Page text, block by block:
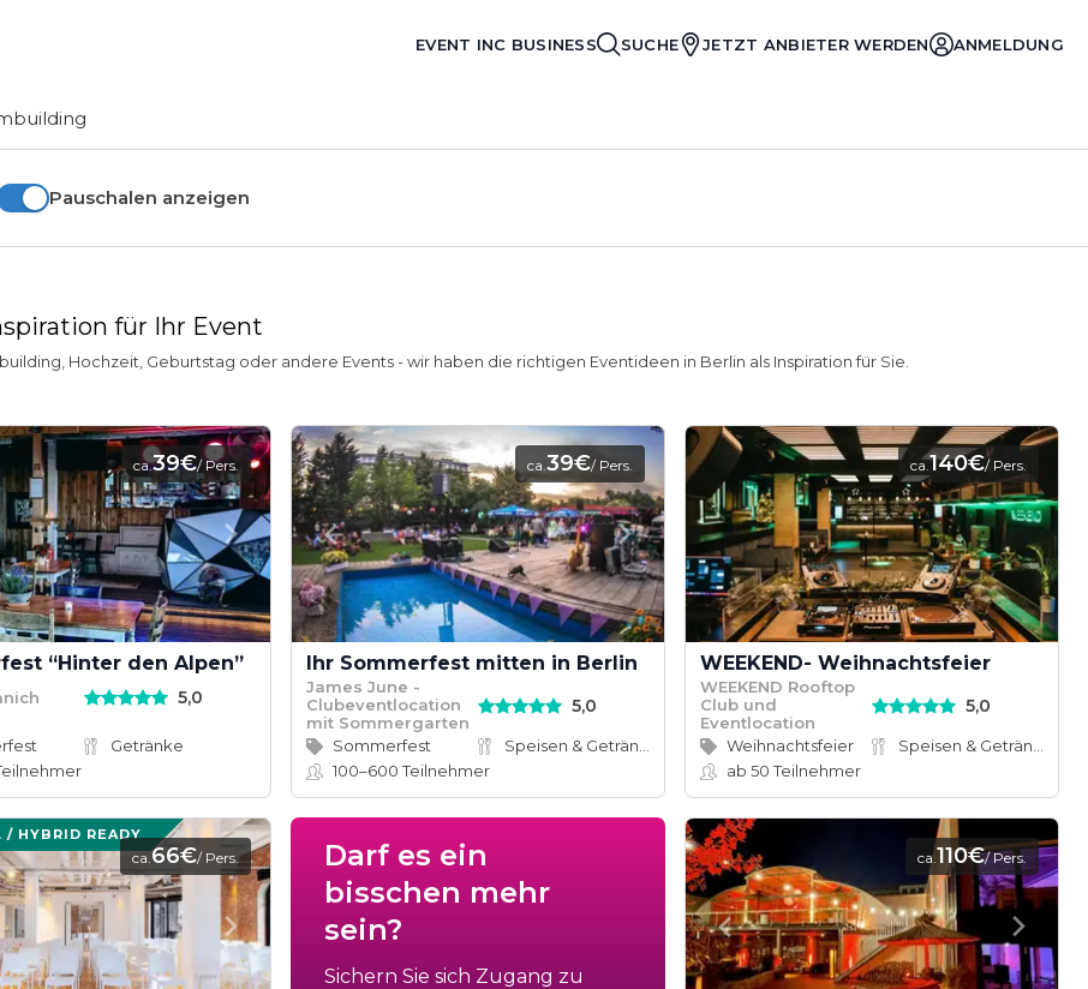
EVENT INC BUSINESS SUCHE JETZT ANBIETER WERDEN ANMELDUNG
Pauschalen anzeigen
für Ihr Event
Hochzeit, Geburtstag oder andere Events - wir haben die richtigen Eventideen in Berlin als Inspiration für Sie.
ca.39€/ Pers.
“Hinter den Alpen”
5,0
Getränke
ca.39€/ Pers.
Ihr Sommerfest mitten in Berlin
James June -
Clubeventlocation
mit Sommergarten
5,0
Sommerfest
100–600Teilnehmer
ca.140€/ Pers.
WEEKEND- Weihnachtsfeier
WEEKEND Rooftop
Club und
Eventlocation
5,0
Weihnachtsfeier
ab 50Teilnehmer
/ HYBRID READY
ca.66€/ Pers.
Darf es ein
bisschen mehr
sein?
Sichern Sie sich Zugang zu
ca.110€/ Pers.